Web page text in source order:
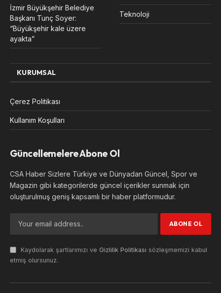
İzmir Büyükşehir Belediye
Başkanı Tunç Soyer:
“Büyükşehir kale üzere
ayakta”
Teknoloji
KURUMSAL
Çerez Politikası
Kullanım Koşulları
Güncellemelere Abone Ol
CSA Haber Sizlere Türkiye ve Dünyadan Güncel, Spor ve
Magazin gibi kategorilerde güncel içerikler sunmak için
oluşturulmuş geniş kapsamlı bir haber platformudur.
Kaydolarak şartlarımızı ve Gizlilik Politikası sözleşmemizi kabul
etmiş olursunuz.